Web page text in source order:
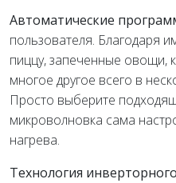
Автоматические
пользователя. Благодаря
пиццу, запеченные овощи,
многое другое всего в
Просто выберите
микроволновка сама
нагрева.
Технология